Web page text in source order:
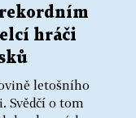
hráči
letošního
Svědčí o tom